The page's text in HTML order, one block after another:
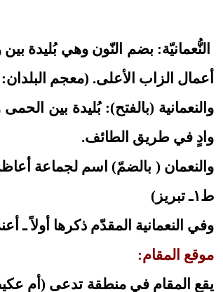
النُّعمانيّة: بضم النّون وهي
أعمال الزاب الأعلى. (معجم البلدان:
والنعمانية (بالفتح): بُليدة بين
وادٍ في طريق الطائف.
والنعمان ( بالضمّ) اسم لجماعة
ط١ـ تبريز)
وفي النعمانية المقدّم ذكرها أولاً
موقع المقام: